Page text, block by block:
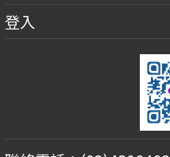
登入